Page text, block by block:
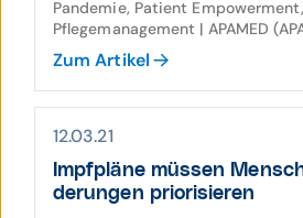
Pandemie, Patient Empowerment,
Pflegemanagement | APAMED
Zum Artikel
12.03.21
Impfpläne müssen
derungen priori­sieren